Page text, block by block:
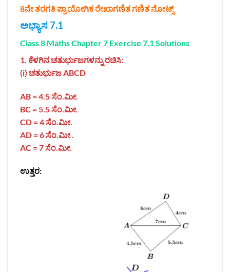
8ನೇ ತರಗತಿ ಪ್ರಾಯೋಗಿಕ ರೇಖಾಗಣಿತ ಗಣಿತ ನೋಟ್ಸ್‌
ಅಭ್ಯಾಸ 7.1
Class 8 Maths Chapter 7 Exercise 7.1 Solutions
1. ಕೆಳಗಿನ ಚತುರ್ಭುಜಗಳನ್ನು ರಚಿಸಿ:
(i) ಚತುರ್ಭುಜ ABCD
AB = 4.5 ಸೆಂ.ಮೀ.
BC = 5.5 ಸೆಂ.ಮೀ.
CD = 4 ಸೆಂ.ಮೀ.
AD = 6 ಸೆಂ.ಮೀ .
AC = 7 ಸೆಂ.ಮೀ.
ಉತ್ತರ: